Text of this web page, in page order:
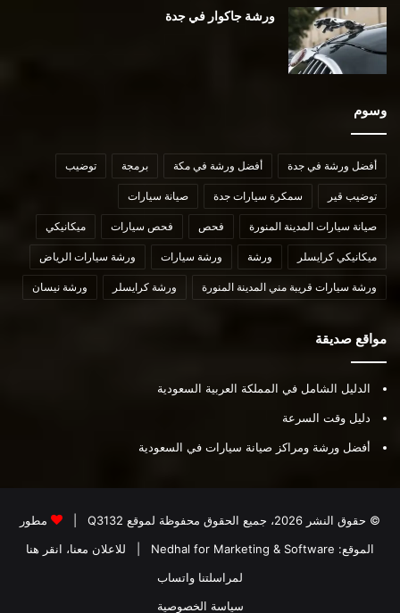
ورشة جاكوار في جدة
وسوم
أفضل ورشة في جدة أفضل ورشة في مكة برمجة توضيب
توضيب قير سمكرة سيارات جدة صيانة سيارات
صيانة سيارات المدينة المنورة فحص فحص سيارات ميكانيكي
ميكانيكي كرايسلر ورشة ورشة سيارات ورشة سيارات الرياض
ورشة سيارات قريبة مني المدينة المنورة ورشة كرايسلر ورشة نيسان
مواقع صديقة
الدليل الشامل في المملكة العربية السعودية
دليل وقت السرعة
أفضل ورشة ومراكز صيانة سيارات في السعودية
© حقوق النشر 2026، جميع الحقوق محفوظة لموقع Q3132
مطور
الموقع: Nedhal for Marketing & Software
للاعلان معنا، انقر هنا
لمراسلتنا واتساب
سياسة الخصوصية